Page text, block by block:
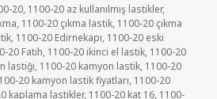
20, 1100-20 az kullanılmış lastikler,
, 1100-20 çıkma lastik, 1100-20 çıkma
, 1100-20 Edirnekapı, 1100-20 eski
20 Fatih, 1100-20 ikinci el lastik, 1100-20
lastiği, 1100-20 kamyon lastik, 1100-20
20 kamyon lastik fiyatları, 1100-20
kaplama lastikler, 1100-20 kat 16, 1100-